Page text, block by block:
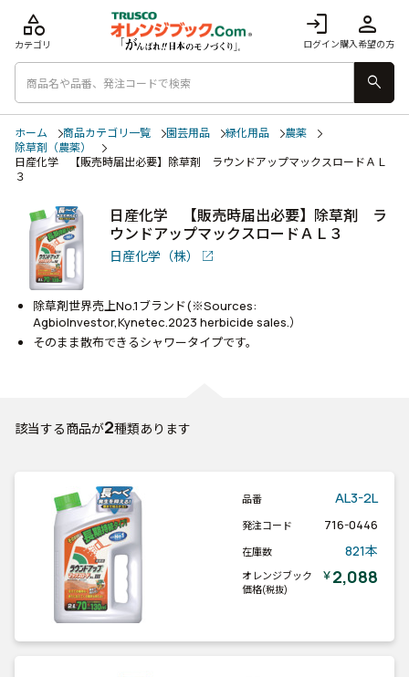
login
ログイン
person
購入希望の方
category
カテゴリ
search
ホーム 商品カテゴリ一覧 園芸用品 緑化用品
農薬
除草剤（農薬）
日産化学 【販売時届出必要】除草剤 ラウンドアップマックスロードＡＬ
３
日産化学 【販売時届出必要】除草剤 ラ
ウンドアップマックスロードＡＬ３
日産化学（株）
除草剤世界売上No.1ブランド(※Sources:
Agbiolnvestor,Kynetec.2023 herbicide sales.）
そのまま散布できるシャワータイプです。
該当する商品が2種類あります
品番 AL3-2L
発注コード 716-0446
在庫数 821本
オレンジブック
価格(税抜)
￥2,088